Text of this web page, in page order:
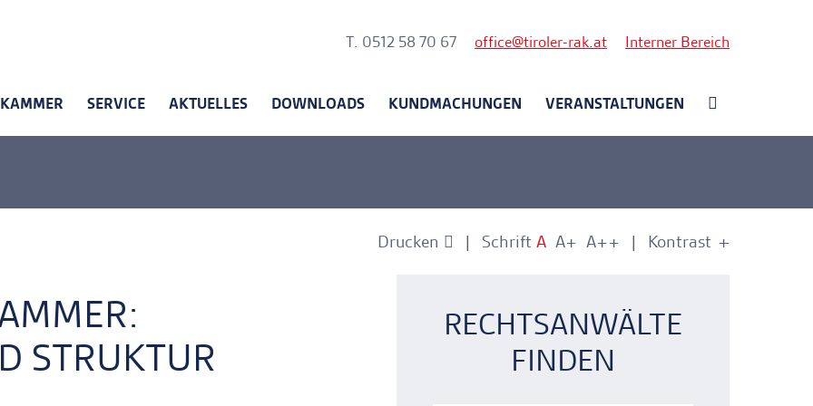
T. 0512 58 70 67 office tiroler-rak.at Interner Bereich
KAMMER SERVICE AKTUELLES DOWNLOADS KUNDMACHUNGEN VERANSTALTUNGEN
Drucken Schrift A A+ A++ Kontrast +
-
STRUK­TUR
RECHTSANWÄLTE
FINDEN